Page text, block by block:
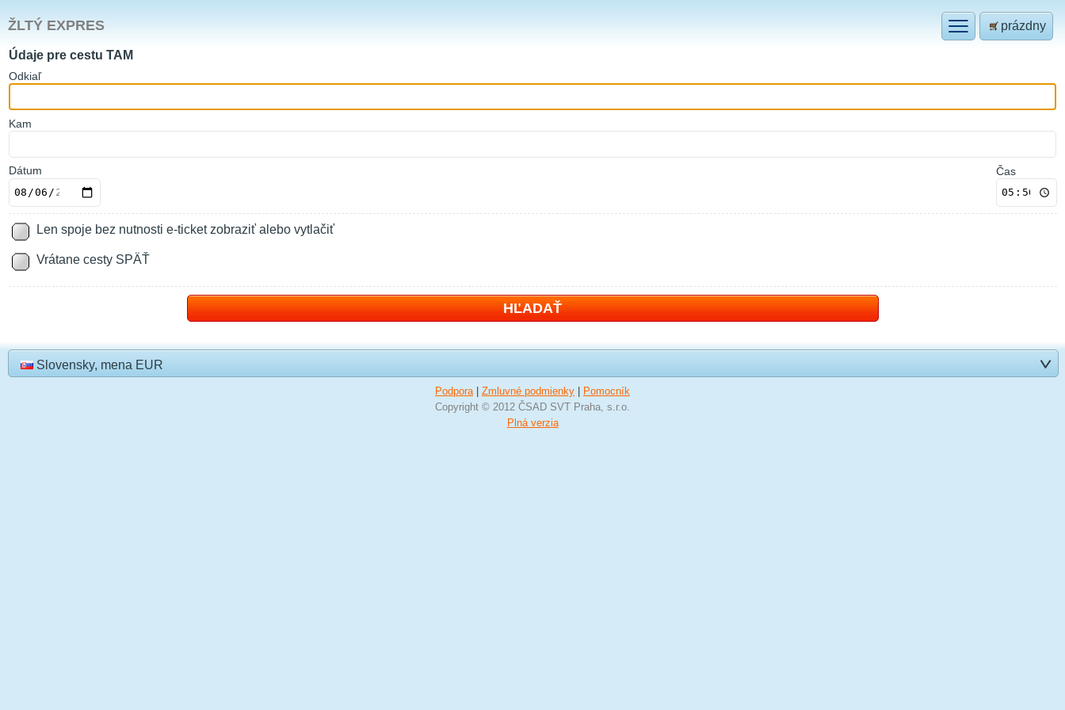
prázdny
ŽLTÝ EXPRES
Údaje pre cestu TAM
Odkiaľ
Kam
Čas
Dátum
Len spoje bez nutnosti e-ticket zobraziť alebo vytlačiť
Vrátane cesty SPÄŤ
Slovensky, mena EUR
Podpora | Zmluvné podmienky | Pomocník
Copyright © 2012 ČSAD SVT Praha, s.r.o.
Plná verzia